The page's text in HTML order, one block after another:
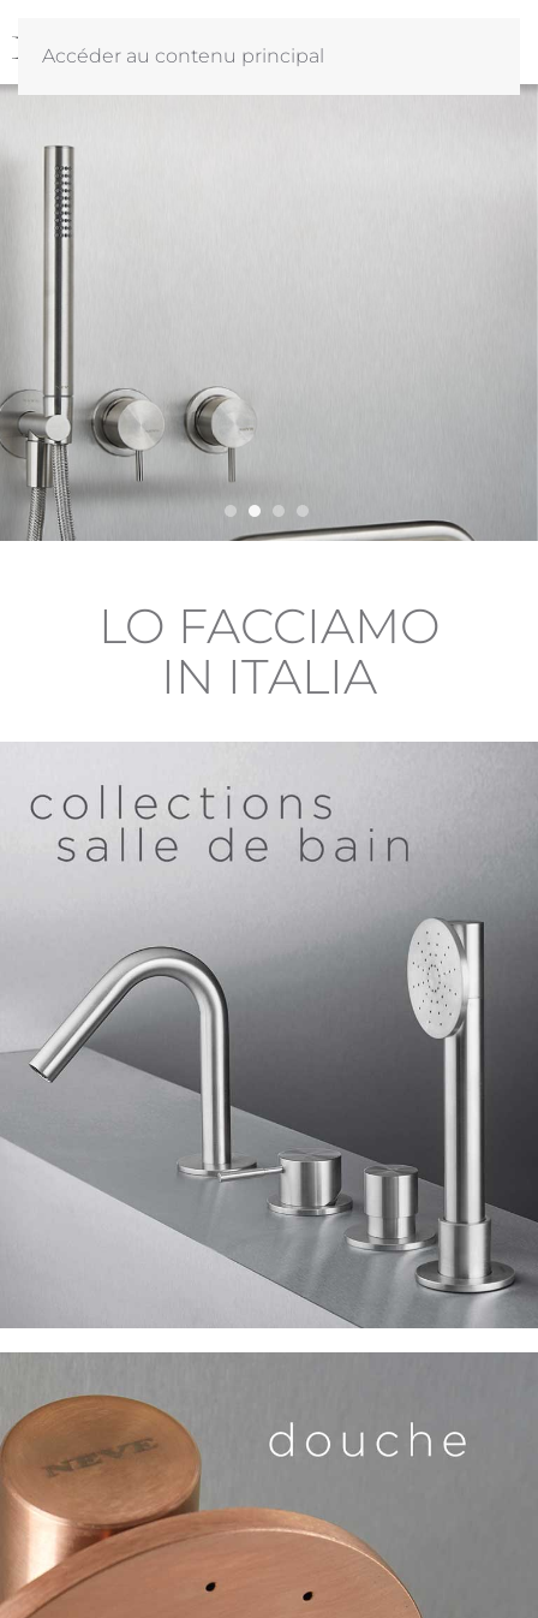
Accéder au contenu principal
#illuminata
#immutabile
#cambiamento
#modulare
LO FACCIAMO
IN ITALIA